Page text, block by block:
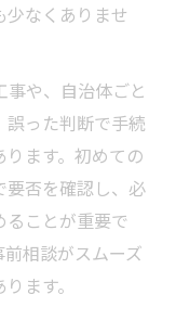
なくありませ
事や、自治体ごと
った判断で手続
ます。初めての
要否を確認し、必
ことが重要で
相談がスムーズ
ます。